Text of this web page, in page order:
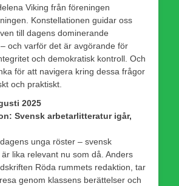
Viking från föreningen
Konstellationen guidar oss
till dagens dominerande
och varför det är avgörande för
och demokratisk kontroll. Och
för att navigera kring dessa frågor
och praktiskt.
2025
Svensk arbetarlitteratur igår,
unga röster – svensk
lika relevant nu som då. Anders
Röda rummets redaktion, tar
genom klassens berättelser och